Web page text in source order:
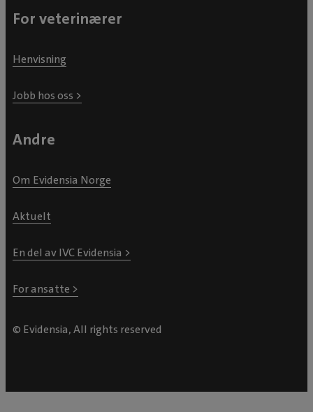
For veterinærer
Henvisning
Jobb hos oss >
Andre
Om Evidensia Norge
Aktuelt
En del av IVC Evidensia >
For ansatte >
© Evidensia, All rights reserved